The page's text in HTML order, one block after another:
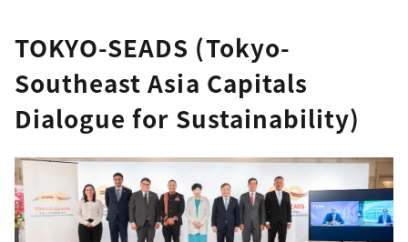
TOKYO-SEADS (Tokyo-
Southeast Asia Capitals
Dialogue for Sustainability)